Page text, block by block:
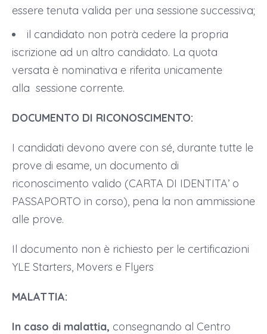
essere tenuta valida per una sessione successiva;
il candidato non potrà cedere la propria
iscrizione ad un altro candidato. La quota
versata è nominativa e riferita unicamente
alla sessione corrente.
DOCUMENTO DI RICONOSCIMENTO:
I candidati devono avere con sé, durante tutte le
prove di esame, un documento di
riconoscimento valido (CARTA DI IDENTITA’ o
PASSAPORTO in corso), pena la non ammissione
alle prove.
Il documento non è richiesto per le certificazioni
YLE Starters, Movers e Flyers
MALATTIA:
In caso di malattia, consegnando al Centro